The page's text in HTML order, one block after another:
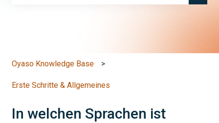
Oyaso Knowledge Base
Erste Schritte & Allgemeines
In welchen Sprachen ist